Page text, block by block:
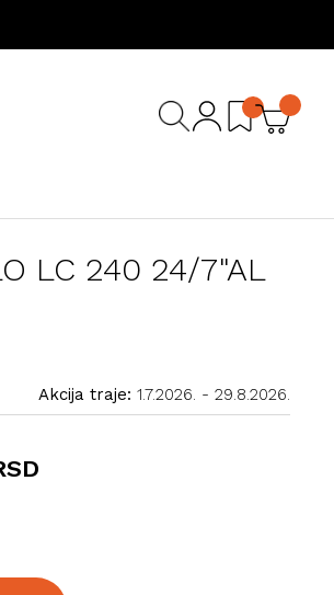
LC 240 24/7"AL
Akcija traje: 1.7.2026. - 29.8.2026.